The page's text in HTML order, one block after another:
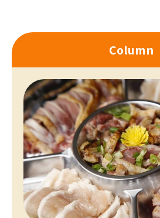
Column